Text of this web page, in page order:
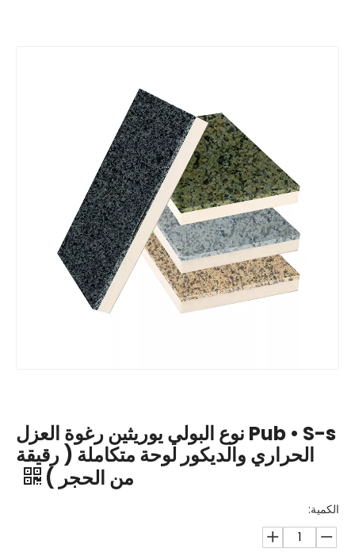
Pub • S-s نوع البولي يوريثين رغوة العزل
الحراري والديكور لوحة متكاملة ( رقيقة
من الحجر )
الكمية: